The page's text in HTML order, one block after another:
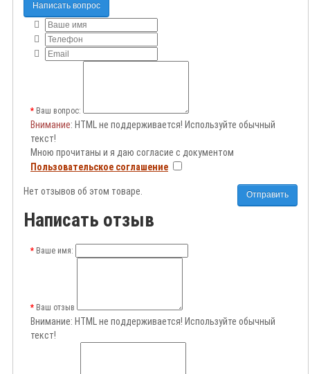
Написать вопрос
Ваш вопрос:
Внимание: HTML не поддерживается! Используйте обычный
текст!
Мною прочитаны и я даю согласие с документом
Пользовательское соглашение
Отправить
Нет отзывов об этом товаре.
Написать отзыв
Ваше имя:
Ваш отзыв
Внимание: HTML не поддерживается! Используйте обычный
текст!